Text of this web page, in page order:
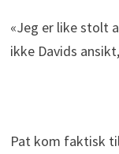
«Jeg er like stolt
ikke Davids
Pat kom faktisk